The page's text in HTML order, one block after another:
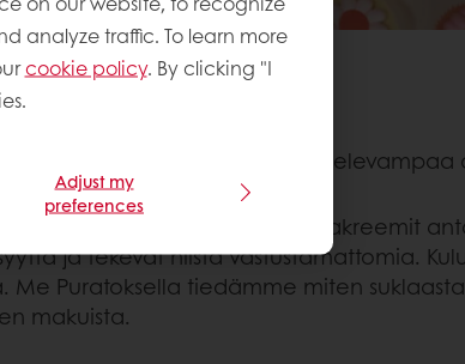
herkullisempaa ja houkuttelevampaa
suklaakastikkeet ja suklaakreemit
ja tekevät niistä vastustamattomia.
Me Puratoksella tiedämme miten
makuista.
analyze traffic. To learn more
cookie policy. By clicking "I
Adjust my
preferences